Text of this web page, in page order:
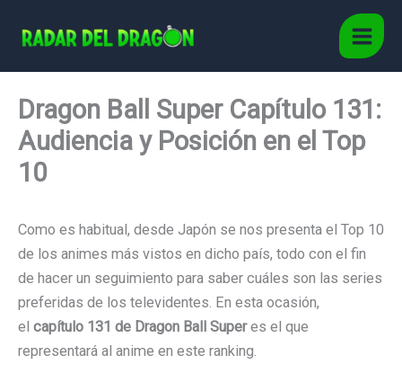
Main
Dragon Ball Super Capítulo 131:
Audiencia y Posición en el Top
10
Como es habitual, desde Japón se nos presenta el Top 10
de los animes más vistos en dicho país, todo con el fin
de hacer un seguimiento para saber cuáles son las series
preferidas de los televidentes. En esta ocasión,
el capítulo 131 de Dragon Ball Superes el que
representará al anime en este ranking.